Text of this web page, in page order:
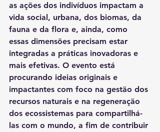
as ações dos indivíduos impactam a
vida social, urbana, dos biomas, da
fauna e da flora e, ainda, como
essas dimensões precisam estar
integradas a práticas inovadoras e
mais efetivas. O evento está
procurando ideias originais e
impactantes com foco na gestão dos
recursos naturais e na regeneração
dos ecossistemas para compartilhá-
las com o mundo, a fim de contribuir